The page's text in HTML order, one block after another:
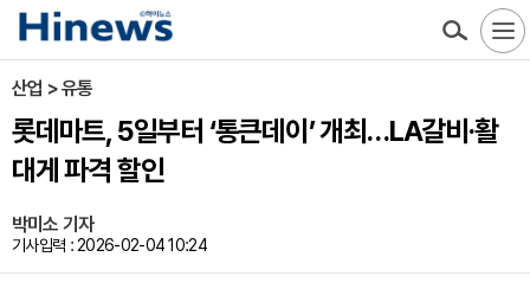
산업 > 유통
롯데마트, 5일부터 ‘통큰데이’ 개최…LA갈비·활
대게 파격 할인
박미소 기자
기사입력 : 2026-02-04 10:24